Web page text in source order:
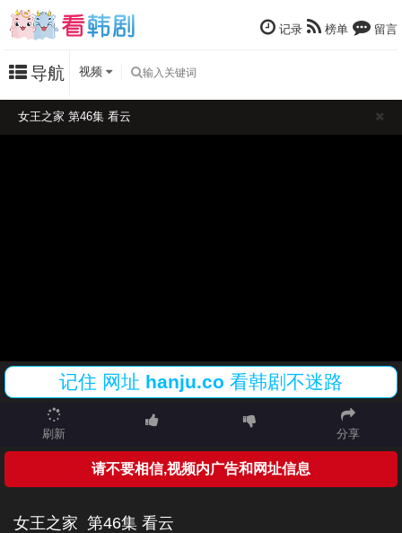
记录 榜单 留言
导航 视频
女王之家 第46集 看云
记住 网址 hanju.co 看韩剧不迷路
刷新 分享
请不要相信,视频内广告和网址信息
女王之家 第46集 看云